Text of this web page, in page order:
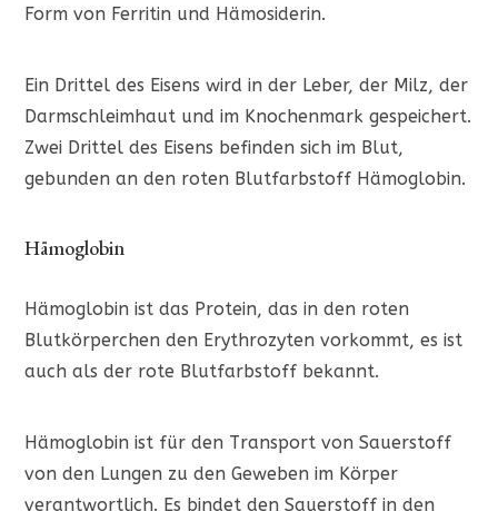
Form von Ferritin und Hämosiderin.
Ein Drittel des Eisens wird in der Leber, der Milz, der
Darmschleimhaut und im Knochenmark gespeichert.
Zwei Drittel des Eisens befinden sich im Blut,
gebunden an den roten Blutfarbstoff Hämoglobin.
Hämoglobin
Hämoglobin ist das Protein, das in den roten
Blutkörperchen den Erythrozyten vorkommt, es ist
auch als der rote Blutfarbstoff bekannt.
Hämoglobin ist für den Transport von Sauerstoff
von den Lungen zu den Geweben im Körper
verantwortlich. Es bindet den Sauerstoff in den